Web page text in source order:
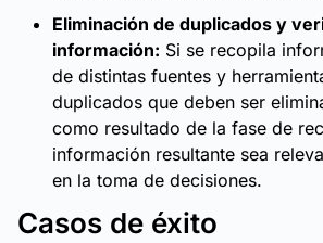
Eliminación de duplicados y
información: Si se recopila
de distintas fuentes y
duplicados que deben ser
como resultado de la fase de
información resultante sea
en la toma de decisiones.
Casos de éxito